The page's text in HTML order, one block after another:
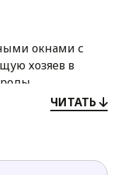
окнами с
хозяев в
удобство
и кухней
ЧИТАТЬ